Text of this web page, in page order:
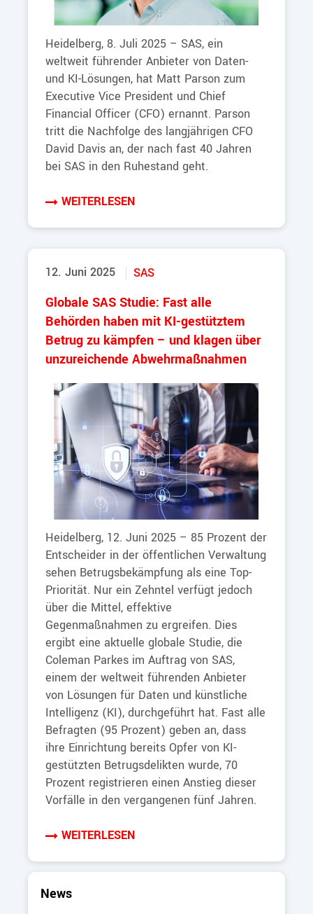
Heidelberg, 8. Juli 2025 – SAS, ein
weltweit führender Anbieter von Daten-
und KI-Lösungen, hat Matt Parson zum
Executive Vice President und Chief
Financial Officer (CFO) ernannt. Parson
tritt die Nachfolge des langjährigen CFO
David Davis an, der nach fast 40 Jahren
bei SAS in den Ruhestand geht.
WEITERLESEN
12. Juni 2025 SAS
Globale SAS Studie: Fast alle
Behörden haben mit KI-gestütztem
Betrug zu kämpfen – und klagen über
unzureichende Abwehrmaßnahmen
Heidelberg, 12. Juni 2025 – 85 Prozent der
Entscheider in der öffentlichen Verwaltung
sehen Betrugsbekämpfung als eine Top-
Priorität. Nur ein Zehntel verfügt jedoch
über die Mittel, effektive
Gegenmaßnahmen zu ergreifen. Dies
ergibt eine aktuelle globale Studie, die
Coleman Parkes im Auftrag von SAS,
einem der weltweit führenden Anbieter
von Lösungen für Daten und künstliche
Intelligenz (KI), durchgeführt hat. Fast alle
Befragten (95 Prozent) geben an, dass
ihre Einrichtung bereits Opfer von KI-
gestützten Betrugsdelikten wurde, 70
Prozent registrieren einen Anstieg dieser
Vorfälle in den vergangenen fünf Jahren.
WEITERLESEN
News